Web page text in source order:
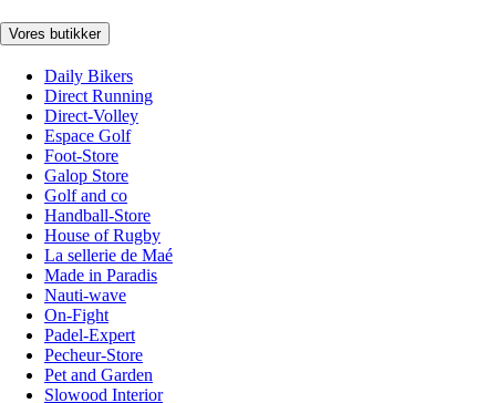
Vores butikker
Daily Bikers
Direct Running
Direct-Volley
Espace Golf
Foot-Store
Galop Store
Golf and co
Handball-Store
House of Rugby
La sellerie de Maé
Made in Paradis
Nauti-wave
On-Fight
Padel-Expert
Pecheur-Store
Pet and Garden
Slowood Interior